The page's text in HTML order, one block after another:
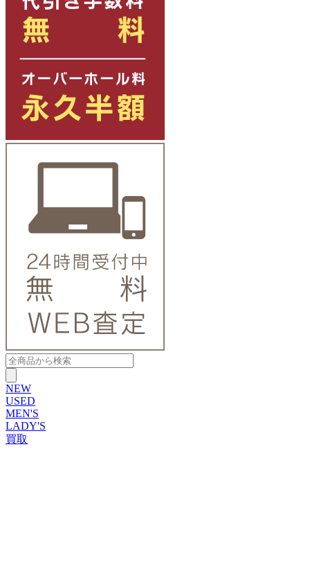
NEW
USED
MEN'S
LADY'S
買取